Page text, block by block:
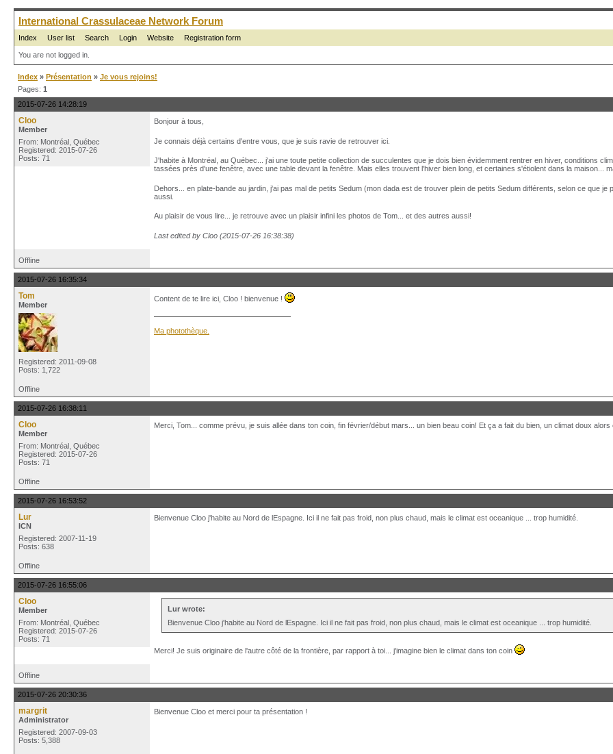
International Crassulaceae Network Forum
Index User list Search Login Website Registration form
You are not logged in.
Index » Présentation » Je vous rejoins!
Pages: 1
2015-07-26 14:28:19
Cloo
Member
From: Montréal, Québec
Registered: 2015-07-26
Posts: 71
Bonjour à tous,
Je connais déjà certains d'entre vous, que je suis ravie de retrouver ici.
J'habite à Montréal, au Québec... j'ai une toute petite collection de succulentes que je dois bien évidemment rentrer en hiver, conditions
tassées près d'une fenêtre, avec une table devant la fenêtre. Mais elles trouvent l'hiver bien long, et certaines s'étiolent dans la maison...
Dehors... en plate-bande au jardin, j'ai pas mal de petits Sedum (mon dada est de trouver plein de petits Sedum différents, selon ce que
aussi.
Au plaisir de vous lire... je retrouve avec un plaisir infini les photos de Tom... et des autres aussi!
Last edited by Cloo (2015-07-26 16:38:38)
Offline
2015-07-26 16:35:34
Tom
Member
Registered: 2011-09-08
Posts: 1,722
Content de te lire ici, Cloo ! bienvenue !
Ma photothèque.
Offline
2015-07-26 16:38:11
Cloo
Member
From: Montréal, Québec
Registered: 2015-07-26
Posts: 71
Merci, Tom... comme prévu, je suis allée dans ton coin, fin février/début mars... un bien beau coin! Et ça a fait du bien, un climat doux
Offline
2015-07-26 16:53:52
Lur
ICN
Registered: 2007-11-19
Posts: 638
Bienvenue Cloo j'habite au Nord de lEspagne. Ici il ne fait pas froid, non plus chaud, mais le climat est oceanique ... trop humidité.
Offline
2015-07-26 16:55:06
Cloo
Member
From: Montréal, Québec
Registered: 2015-07-26
Posts: 71
Lur wrote:
Bienvenue Cloo j'habite au Nord de lEspagne. Ici il ne fait pas froid, non plus chaud, mais le climat est oceanique ... trop humidité.
Merci! Je suis originaire de l'autre côté de la frontière, par rapport à toi... j'imagine bien le climat dans ton coin
Offline
2015-07-26 20:30:36
margrit
Administrator
Registered: 2007-09-03
Posts: 5,388
Bienvenue Cloo et merci pour ta présentation !